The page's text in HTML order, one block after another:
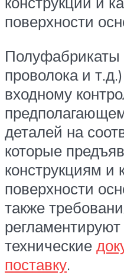
поверхности
Полуфабрикаты
проволока и
входному
деталей на
которые
конструкциям и
поверхности
также
технические
поставку.